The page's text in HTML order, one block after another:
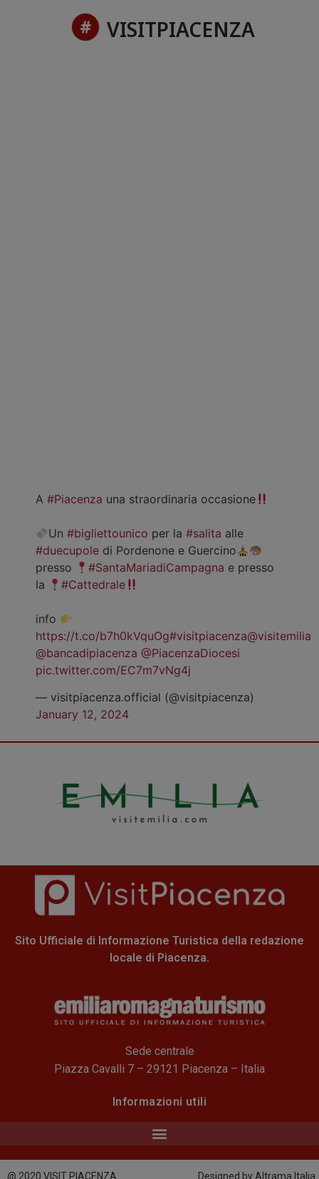
VISITPIACENZA
A #Piacenza una straordinaria occasione
Un#bigliettounico per la#salita alle
#duecupole di Pordenone e Guercino
presso
#SantaMariadiCampagna e presso
la
#Cattedrale
info
https://t.co/b7h0kVquOg#visitpiacenza@visitemilia
@bancadipiacenza @PiacenzaDiocesi
pic.twitter.com/EC7m7vNg4j
— visitpiacenza.official (@visitpiacenza)
January 12, 2024
Sito Ufficiale di Informazione Turistica della redazione
locale di Piacenza.
Sede centrale
Piazza Cavalli 7 – 29121 Piacenza – Italia
Informazioni utili
@ 2020 VISIT PIACENZA Designed by Altrama Italia